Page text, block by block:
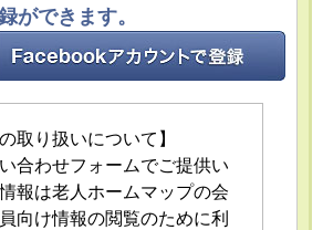
ができます。
取り扱いについて】
合わせフォームでご提供い
報は老人ホームマップの会
向け情報の閲覧のために利